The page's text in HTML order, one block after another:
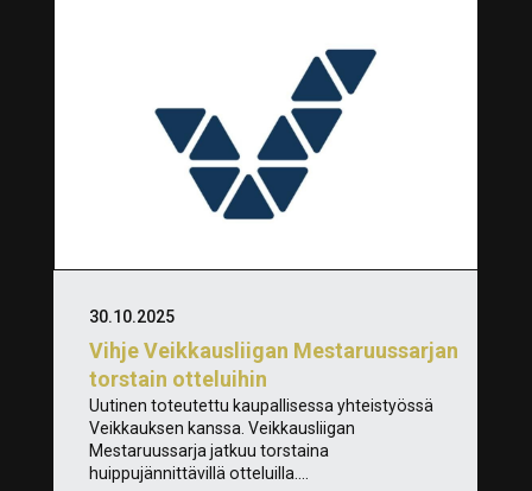
Vihje Veikkausliigan Mestaruussarjan
torstain otteluihin
30.10.2025
Uutinen toteutettu kaupallisessa yhteistyössä
Veikkauksen kanssa. Veikkausliigan
Mestaruussarja jatkuu torstaina
huippujännittävillä otteluilla....